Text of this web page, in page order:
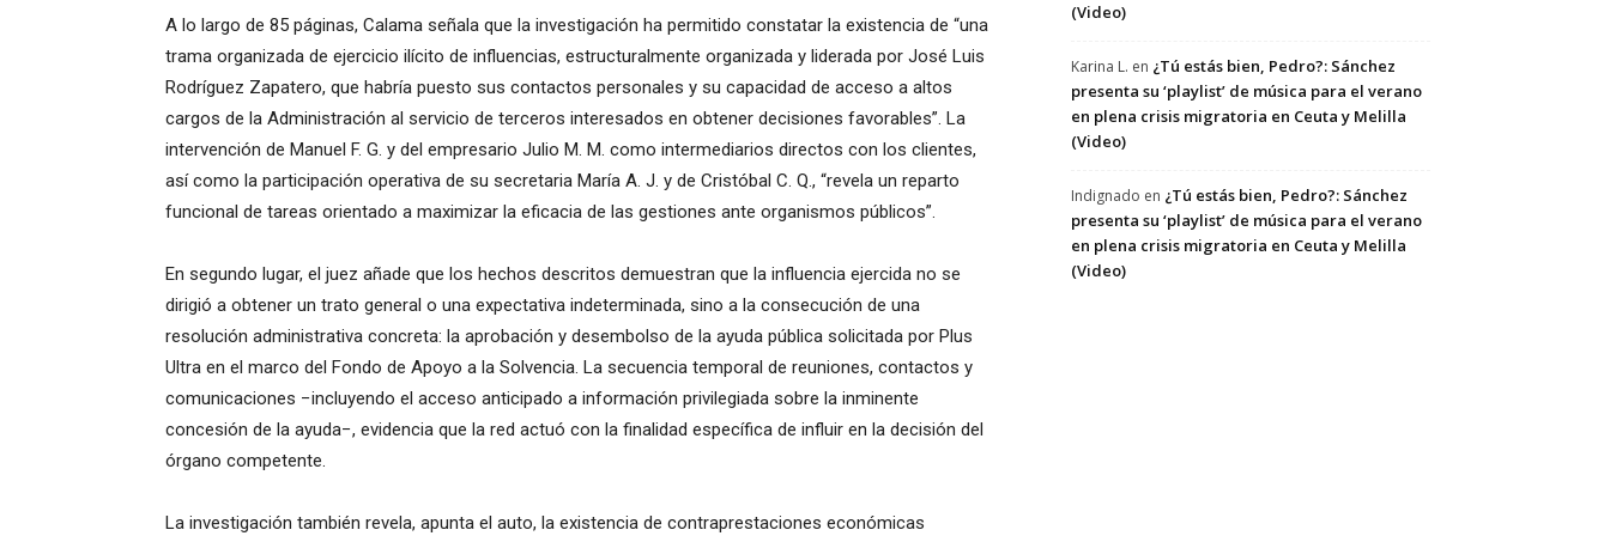
A lo largo de 85 páginas, Calama señala que la investigación ha permitido constatar la existencia de “una
trama organizada de ejercicio ilícito de influencias, estructuralmente organizada y liderada por José Luis
Rodríguez Zapatero, que habría puesto sus contactos personales y su capacidad de acceso a altos
cargos de la Administración al servicio de terceros interesados en obtener decisiones favorables”. La
intervención de Manuel F. G. y del empresario Julio M. M. como intermediarios directos con los clientes,
así como la participación operativa de su secretaria María A. J. y de Cristóbal C. Q., “revela un reparto
funcional de tareas orientado a maximizar la eficacia de las gestiones ante organismos públicos”.
En segundo lugar, el juez añade que los hechos descritos demuestran que la influencia ejercida no se
dirigió a obtener un trato general o una expectativa indeterminada, sino a la consecución de una
resolución administrativa concreta: la aprobación y desembolso de la ayuda pública solicitada por Plus
Ultra en el marco del Fondo de Apoyo a la Solvencia. La secuencia temporal de reuniones, contactos y
comunicaciones −incluyendo el acceso anticipado a información privilegiada sobre la inminente
concesión de la ayuda−, evidencia que la red actuó con la finalidad específica de influir en la decisión del
órgano competente.
La investigación también revela, apunta el auto, la existencia de contraprestaciones económicas
(Video)
Karina L. en ¿Tú estás bien, Pedro?: Sánchez
presenta su ‘playlist’ de música para el verano
en plena crisis migratoria en Ceuta y Melilla
(Video)
Indignado en ¿Tú estás bien, Pedro?: Sánchez
presenta su ‘playlist’ de música para el verano
en plena crisis migratoria en Ceuta y Melilla
(Video)